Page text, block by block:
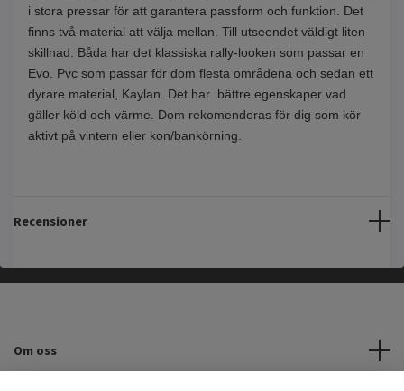
i stora pressar för att garantera passform och funktion. Det
finns två material att välja mellan. Till utseendet väldigt liten
skillnad. Båda har det klassiska rally-looken som passar en
Evo. Pvc som passar för dom flesta områdena och sedan ett
dyrare material, Kaylan. Det har bättre egenskaper vad
gäller köld och värme. Dom rekomenderas för dig som kör
aktivt på vintern eller kon/bankörning.
Recensioner
Om oss